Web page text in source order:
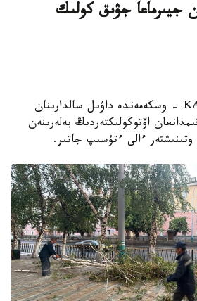
جيىرماعا جۋىق كولىك
وسكەمەن. KAZINFORM - وسكەمەندە داۋىل سالدارىنان
اۆتوكولىكتەردىڭ يەلەرىنەن
وتىنىشتەر ءالى ءتۇسىپ جاتىر.